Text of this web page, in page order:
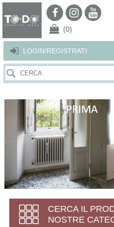
Per offrirti il miglior servizio
Continuando la navigazione nel sito
LOGIN/REGISTRATI
(0)
CERCA IL
NOSTRE